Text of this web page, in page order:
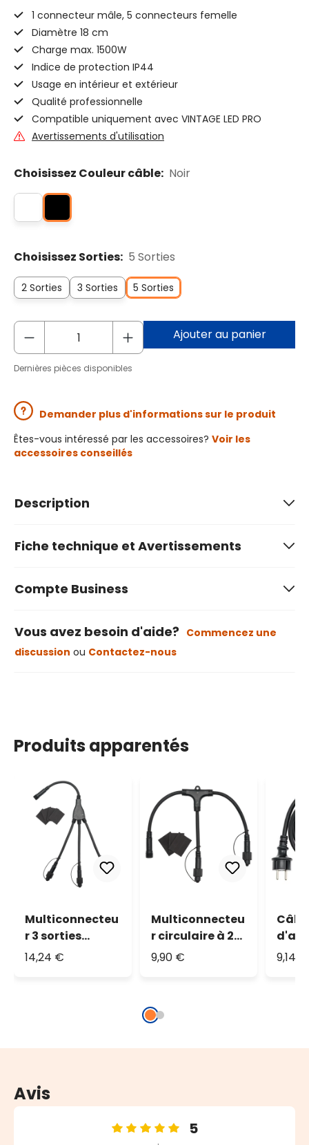
1 connecteur mâle, 5 connecteurs femelle
Diamètre 18 cm
Charge max. 1500W
Indice de protection IP44
Usage en intérieur et extérieur
Qualité professionnelle
Compatible uniquement avec VINTAGE LED PRO
Avertissements d'utilisation
Choisissez Couleur câble: Noir
Choisissez Sorties: 5 Sorties
2 Sorties 3 Sorties 5 Sorties
Ajouter au panier
Dernières pièces disponibles
Demander plus d'informations sur le produit
Êtes-vous intéressé par les accessoires? Voir les
accessoires conseillés
Description
Fiche technique et Avertissements
Compte Business
Vous avez besoin d'aide? Commencez une
discussion ou Contactez-nous
Produits apparentés
Multiconnecteu
r 3 sorties
VINTAGE LED
14,24 €
Multiconnecteu
r circulaire à 2
sorties VINTAGE
9,90 €
1,5
9,14 €
Avis
5